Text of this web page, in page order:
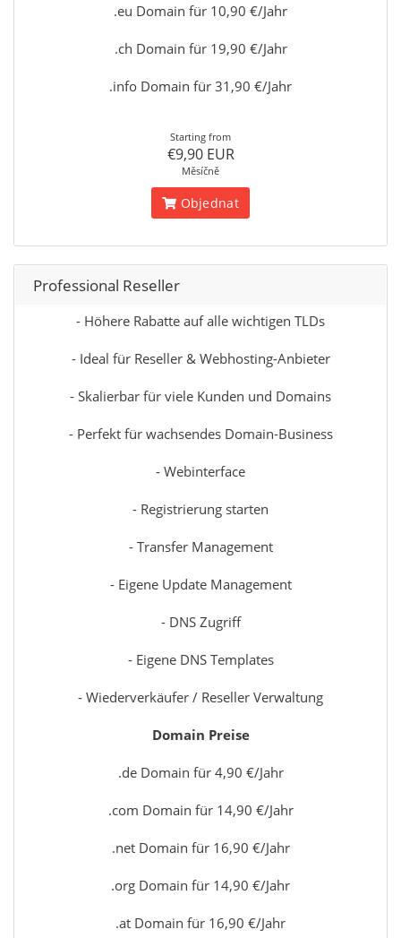
.eu Domain für 10,90 €/Jahr
.ch Domain für 19,90 €/Jahr
.info Domain für 31,90 €/Jahr
Starting from
€9,90 EUR
Měsíčně
Objednat
Professional Reseller
- Höhere Rabatte auf alle wichtigen TLDs
- Ideal für Reseller & Webhosting-Anbieter
- Skalierbar für viele Kunden und Domains
- Perfekt für wachsendes Domain-Business
- Webinterface
- Registrierung starten
- Transfer Management
- Eigene Update Management
- DNS Zugriff
- Eigene DNS Templates
- Wiederverkäufer / Reseller Verwaltung
Domain Preise
.de Domain für 4,90 €/Jahr
.com Domain für 14,90 €/Jahr
.net Domain für 16,90 €/Jahr
.org Domain für 14,90 €/Jahr
.at Domain für 16,90 €/Jahr